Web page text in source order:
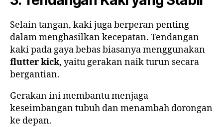
Selain tangan, kaki juga berperan penting
dalam menghasilkan kecepatan. Tendangan
kaki pada gaya bebas biasanya menggunakan
flutter kick, yaitu gerakan naik turun secara
bergantian.
Gerakan ini membantu menjaga
keseimbangan tubuh dan menambah dorongan
ke depan.